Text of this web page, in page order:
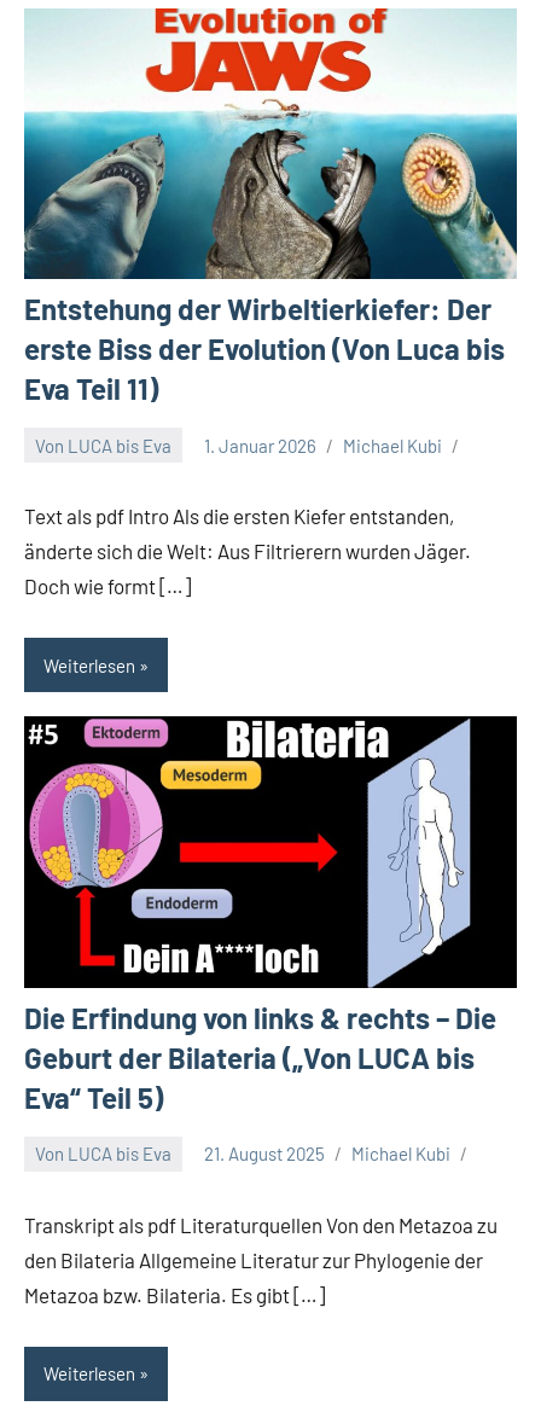
Entstehung der Wirbeltierkiefer: Der
erste Biss der Evolution (Von Luca bis
Eva Teil 11)
Von LUCA bis Eva 1. Januar 2026 Michael Kubi
Text als pdf Intro Als die ersten Kiefer entstanden,
änderte sich die Welt: Aus Filtrierern wurden Jäger.
Doch wie formt […]
Weiterlesen
Die Erfindung von links & rechts – Die
Geburt der Bilateria („Von LUCA bis
Eva“ Teil 5)
Von LUCA bis Eva 21. August 2025 Michael Kubi
Transkript als pdf Literaturquellen Von den Metazoa zu
den Bilateria Allgemeine Literatur zur Phylogenie der
Metazoa bzw. Bilateria. Es gibt […]
Weiterlesen